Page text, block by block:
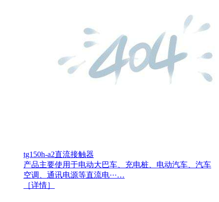
tg150h-a2直流接触器
产品主要使用于电动大巴车、充电桩、电动汽车、汽车
空调、通讯电源等直流电···…
［详情］